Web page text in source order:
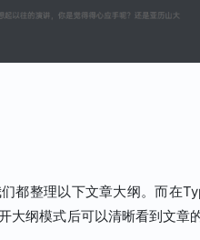
都整理以下文章大纲。而在
大纲模式后可以清晰看到文章